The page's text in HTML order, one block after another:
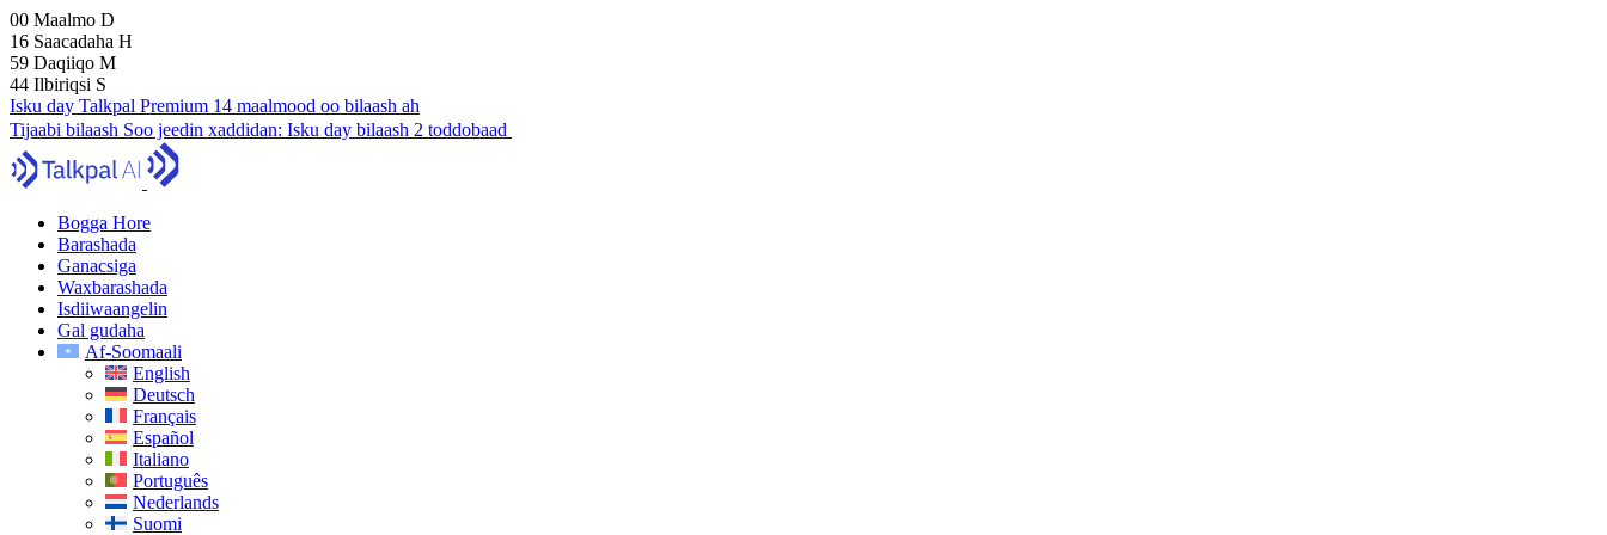
00 Maalmo D
16 Saacadaha H
59 Daqiiqo M
43 Ilbiriqsi S
Isku day Talkpal Premium 14 maalmood oo bilaash ah
Tijaabi bilaash Soo jeedin xaddidan: Isku day bilaash 2 toddobaad
Bogga Hore
Barashada
Ganacsiga
Waxbarashada
Isdiiwaangelin
Gal gudaha
Af-Soomaali
English
Deutsch
Français
Español
Italiano
Português
Nederlands
Suomi